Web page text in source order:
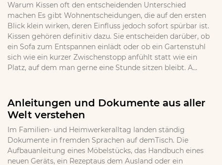
Warum Kissen oft den entscheidenden Unterschied
machen Es gibt Wohnentscheidungen, die auf den ersten
Blick klein wirken, deren Einfluss jedoch sofort spürbar ist.
Kissen gehören definitiv dazu. Sie entscheiden darüber, ob
ein Sofa zum Entspannen einlädt oder ob ein Gartenstuhl
sich wie ein kurzer Zwischenstopp anfühlt statt wie ein
Platz, auf dem man gerne eine Stunde sitzen bleibt. A...
Anleitungen und Dokumente aus aller
Welt verstehen
Im Familien- und Heimwerkeralltag landen ständig
Dokumente in fremden Sprachen auf demTisch. Die
Aufbauanleitung eines Möbelstücks, das Handbuch eines
neuen Geräts, ein Rezeptaus dem Ausland oder ein